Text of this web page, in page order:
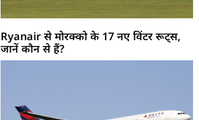
Ryanair से मोरक्को के 17 नए विंटर रूट्स,
जानें कौन से हैं?